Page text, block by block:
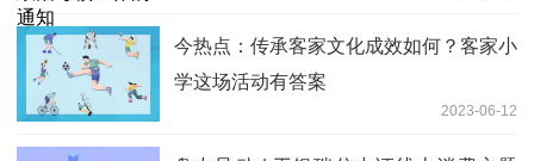
今热点：传承客家文化成效如何？客家小
学这场活动有答案
2023-06-12